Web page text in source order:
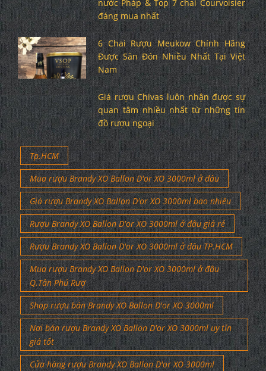
nước Pháp & Top 7 chai Courvoisier
đáng mua nhất
6 Chai Rượu Meukow Chính Hãng
Được Săn Đón Nhiều Nhất Tại Việt
Nam
Giá rượu Chivas luôn nhận được sự
quan tâm nhiều nhất từ những tín
đồ rượu ngoại
Tp.HCM
Mua rượu Brandy XO Ballon D'or XO 3000ml ở đâu
Giá rượu Brandy XO Ballon D'or XO 3000ml bao nhiêu
Rượu Brandy XO Ballon D'or XO 3000ml ở đâu giá rẻ
Rượu Brandy XO Ballon D'or XO 3000ml ở đâu TP.HCM
Mua rượu Brandy XO Ballon D'or XO 3000ml ở đâu
Q.Tân Phú Rượ
Shop rượu bán Brandy XO Ballon D'or XO 3000ml
Nơi bán rượu Brandy XO Ballon D'or XO 3000ml uy tín
giá tốt
Cửa hàng rượu Brandy XO Ballon D'or XO 3000ml